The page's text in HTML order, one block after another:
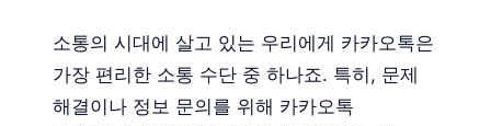
소통의 시대에 살고 있는 우리에게 카카오톡은
가장 편리한 소통 수단 중 하나죠. 특히, 문제
해결이나 정보 문의를 위해 카카오톡